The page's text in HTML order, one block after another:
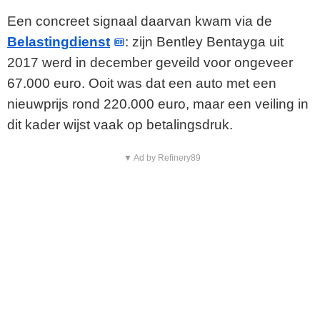
Een concreet signaal daarvan kwam via de
Belastingdienst
: zijn Bentley Bentayga uit
2017 werd in december geveild voor ongeveer
67.000 euro. Ooit was dat een auto met een
nieuwprijs rond 220.000 euro, maar een veiling in
dit kader wijst vaak op betalingsdruk.
▼ Ad by Refinery89